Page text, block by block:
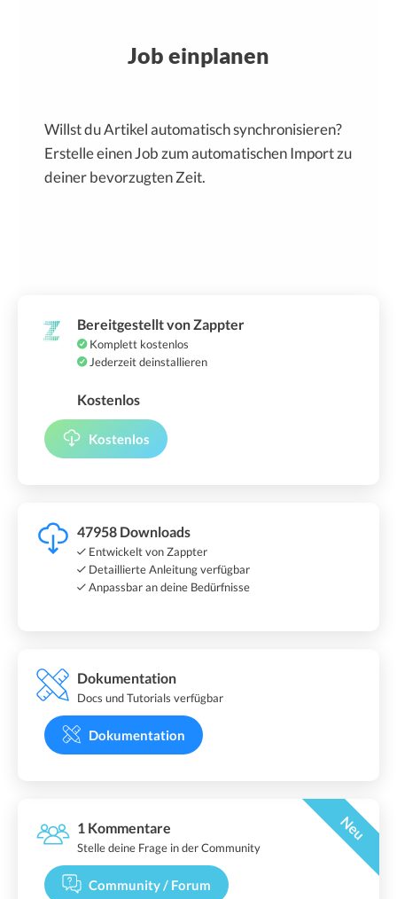
Job einplanen
Willst du Artikel automatisch synchronisieren?
Erstelle einen Job zum automatischen Import zu
deiner bevorzugten Zeit.
Bereitgestellt von Zappter
Komplett kostenlos
Jederzeit deinstallieren
Kostenlos
Kostenlos
47958 Downloads
Entwickelt von Zappter
Detaillierte Anleitung verfügbar
Anpassbar an deine Bedürfnisse
Dokumentation
Docs und Tutorials verfügbar
Dokumentation
1 Kommentare Neu
Stelle deine Frage in der Community
Community / Forum